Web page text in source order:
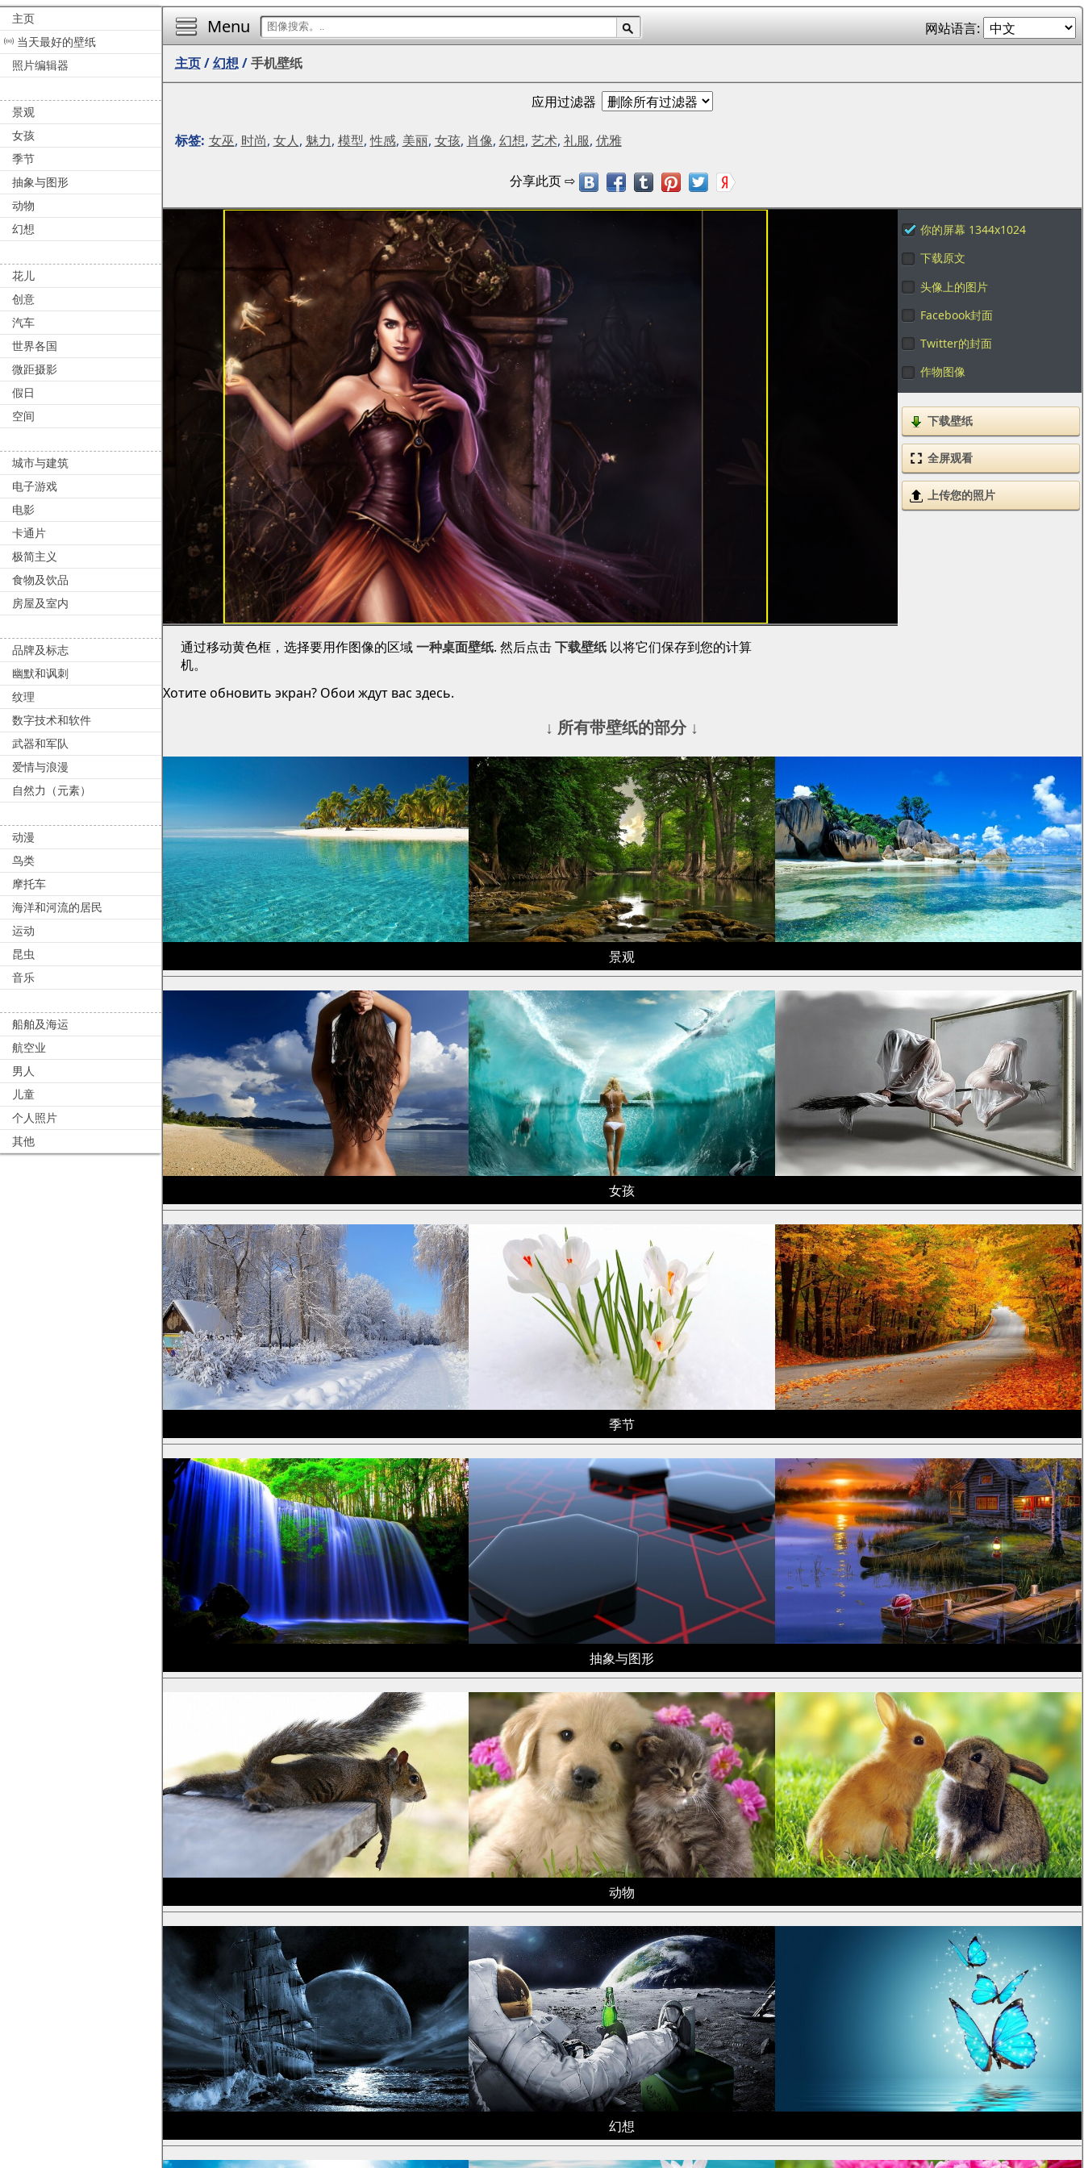
主页
当天最好的壁纸
照片编辑器
景观
女孩
季节
抽象与图形
动物
幻想
花儿
创意
汽车
世界各国
微距摄影
假日
空间
城市与建筑
电子游戏
电影
卡通片
极简主义
食物及饮品
房屋及室内
品牌及标志
幽默和讽刺
纹理
数字技术和软件
武器和军队
爱情与浪漫
自然力（元素）
动漫
鸟类
摩托车
海洋和河流的居民
运动
昆虫
音乐
船舶及海运
航空业
男人
儿童
个人照片
其他
Menu
网站语言:
主页/幻想/手机壁纸
应用过滤器
标签: 女巫, 时尚, 女人, 魅力, 模型,性感, 美丽, 女孩, 肖像, 幻想, 艺术, 礼服, 优雅
你的屏幕 1344x1024
下载原文
头像上的图片
Facebook封面
Twitter的封面
作物图像
下载壁纸
全屏观看
上传您的照片
通过移动黄色框，选择要用作图像的区域一种桌面壁纸. 然后点击下载壁纸 以将它们保存到您的计算
机。
Хотите обновить экран? Обои ждут вас здесь.
↓ 所有带壁纸的部分 ↓
景观
女孩
季节
抽象与图形
动物
幻想